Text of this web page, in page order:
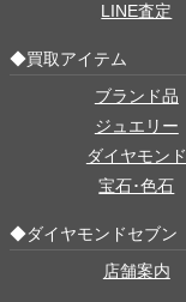
LINE査定
◆買取アイテム
ブランド品
ジュエリー
ダイヤモンド
宝石･色石
◆ダイヤモンドセブン
店舗案内